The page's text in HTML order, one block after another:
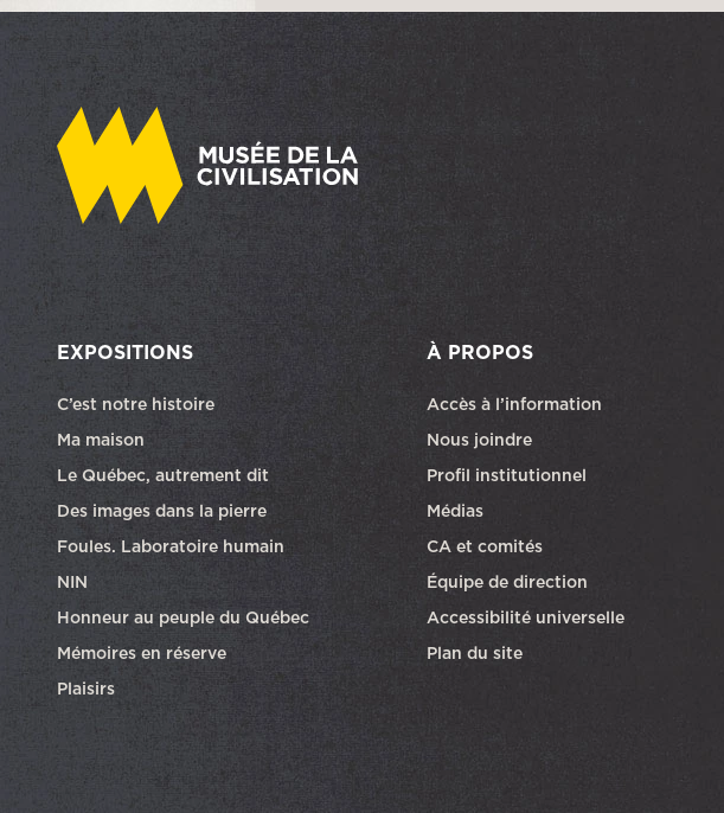
EXPOSITIONS
C’est notre histoire
Ma maison
Le Québec, autrement dit
Des images dans la pierre
Foules. Laboratoire humain
NIN
Honneur au peuple du Québec
Mémoires en réserve
Plaisirs
À PROPOS
Accès à l’information
Nous joindre
Profil institutionnel
Médias
CA et comités
Équipe de direction
Accessibilité universelle
Plan du site